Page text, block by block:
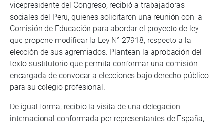
vicepresidente del Congreso, recibió a trabajadoras
sociales del Perú, quienes solicitaron una reunión con la
Comisión de Educación para abordar el proyecto de ley
que propone modificar la Ley N° 27918, respecto a la
elección de sus agremiados. Plantean la aprobación del
texto sustitutorio que permita conformar una comisión
encargada de convocar a elecciones bajo derecho público
para su colegio profesional.
De igual forma, recibió la visita de una delegación
internacional conformada por representantes de España,